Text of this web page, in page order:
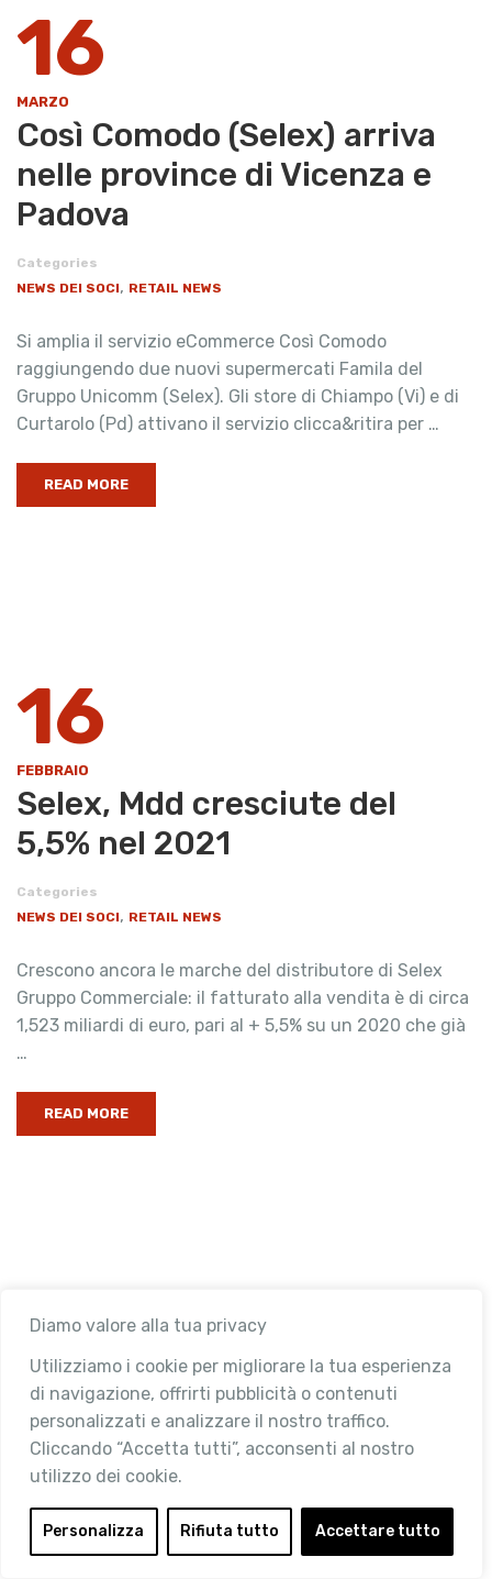
Diamo valore alla tua privacy
Utilizziamo i cookie per migliorare la tua esperienza
di navigazione, offrirti pubblicità o contenuti
personalizzati e analizzare il nostro traffico.
Cliccando “Accetta tutti”, acconsenti al nostro
utilizzo dei cookie.
Personalizza Rifiuta tutto Accettare tutto
16
MARZO
Così Comodo (Selex) arriva
nelle province di Vicenza e
Padova
Categories
NEWS DEI SOCI, RETAIL NEWS
Si amplia il servizio eCommerce Così Comodo
raggiungendo due nuovi supermercati Famila del
Gruppo Unicomm (Selex). Gli store di Chiampo (Vi) e di
Curtarolo (Pd) attivano il servizio clicca&ritira per …
READ MORE
16
FEBBRAIO
Selex, Mdd cresciute del
5,5% nel 2021
Categories
NEWS DEI SOCI, RETAIL NEWS
Crescono ancora le marche del distributore di Selex
Gruppo Commerciale: il fatturato alla vendita è di circa
1,523 miliardi di euro, pari al + 5,5% su un 2020 che già
…
READ MORE
11
GENNAIO
Alì (Selex): la crescita
esponenziale
dell’eCommerce
Categories